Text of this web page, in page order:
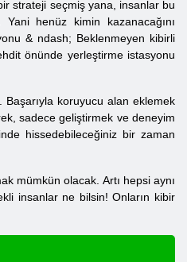
strateji seçmiş yana, insanlar bu
henüz kimin kazanacağını
& ndash; Beklenmeyen kibirli
önünde yerleştirme istasyonu
Başarıyla koruyucu alan eklemek
sadece geliştirmek ve deneyim
hissedebileceğiniz bir zaman
mümkün olacak. Artı hepsi aynı
insanlar ne bilsin! Onların kibir